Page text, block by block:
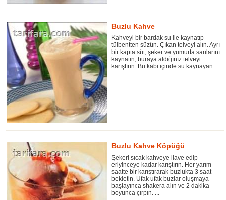
Buzlu Kahve
Kahveyi bir bardak su ile kaynatıp
tülbentten süzün. Çıkan telveyi alın. Ayrı
bir kapta süt, şeker ve yumurta sarılarını
kaynatın; buraya aldığınız telveyi
karıştırın. Bu kabı içinde su kaynayan...
Buzlu Kahve Köpüğü
Şekeri sıcak kahveye ilave edip
eriyinceye kadar karıştırın. Her yarım
saatte bir karıştırarak buzlukta 3 saat
bekletin. Ufak ufak buzlar oluşmaya
başlayınca shakera alın ve 2 dakika
boyunca çırpın. ...